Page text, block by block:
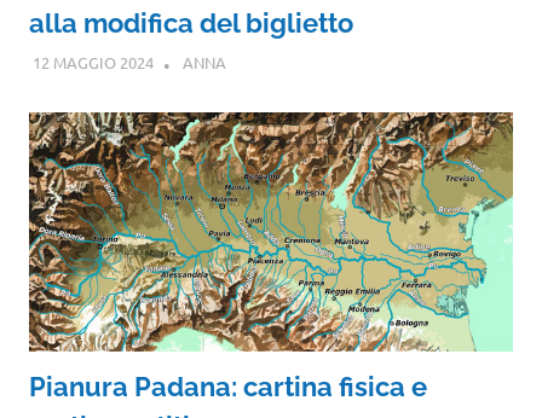
alla modifica del biglietto
12 MAGGIO 2024 ANNA
Pianura Padana: cartina fisica e